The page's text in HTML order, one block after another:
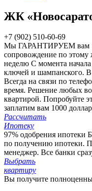
ЖК
+7 (902) 510-60-69
Мы ГАРАНТИРУЕМ вам
сопровождение по этому
неделю С момента
ключей и шампанского. В
Всегда на связи по
время. Решение любых
квартирой. Попробуйте
заплатим вам 1000
Рассчитать
Ипотеку
97% одобрения ипотеки
по получению ипотеки.
менеджер. Все банки
Выбрать
квартиру
Вы получите